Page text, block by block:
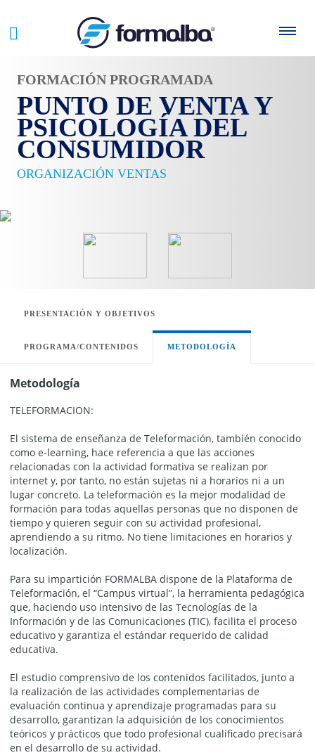
FORMACIÓN PROGRAMADA
PUNTO DE VENTA Y
PSICOLOGÍA DEL
CONSUMIDOR
ORGANIZACIÓN VENTAS
PRESENTACIÓN Y OBJETIVOS
PROGRAMA/CONTENIDOS METODOLOGÍA
Metodología
TELEFORMACION:
El sistema de enseñanza de Teleformación, también conocido
como e-learning, hace referencia a que las acciones
relacionadas con la actividad formativa se realizan por
internet y, por tanto, no están sujetas ni a horarios ni a un
lugar concreto. La teleformación es la mejor modalidad de
formación para todas aquellas personas que no disponen de
tiempo y quieren seguir con su actividad profesional,
aprendiendo a su ritmo. No tiene limitaciones en horarios y
localización.
Para su impartición FORMALBA dispone de la Plataforma de
Teleformación, el “Campus virtual”, la herramienta pedagógica
que, haciendo uso intensivo de las Tecnologías de la
Información y de las Comunicaciones (TIC), facilita el proceso
educativo y garantiza el estándar requerido de calidad
educativa.
El estudio comprensivo de los contenidos facilitados, junto a
la realización de las actividades complementarias de
evaluación continua y aprendizaje programadas para su
desarrollo, garantizan la adquisición de los conocimientos
teóricos y prácticos que todo profesional cualificado precisará
en el desarrollo de su actividad.